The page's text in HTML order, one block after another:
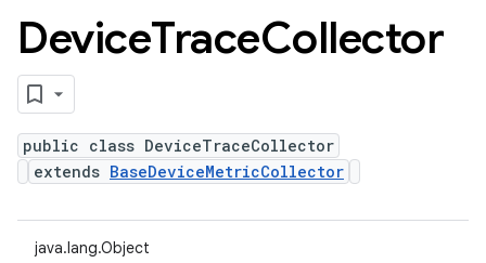
DeviceTraceCollector
public class DeviceTraceCollector
extends BaseDeviceMetricCollector
java.lang.Object